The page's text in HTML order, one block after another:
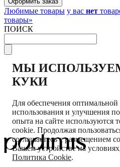
Любимые товары у вас нет
товары»
ПОИСК
МЫ
КУКИ
Для обеспечения оптимальной
использования и улучшения
опыта на сайте используются
cookie. Продолжая
соглашаетесь с размещением
Вашем устройстве на
Политика Cookie.